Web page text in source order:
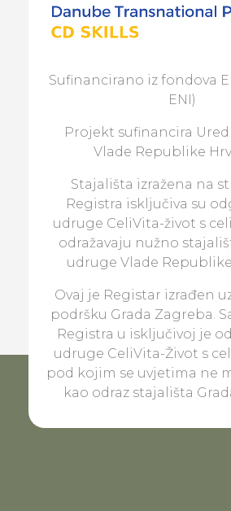
Sufinancirano iz fondova
ENI)
Projekt sufinancira
Vlade Republike
Stajališta izražena na
Registra isključiva su
udruge CeliVita-život s
odražavaju nužno
udruge Vlade
Ovaj je Registar izrađen
podršku Grada Zagreba.
Registra u isključivoj je
udruge CeliVita-Život s
pod kojim se uvjetima ne
kao odraz stajališta